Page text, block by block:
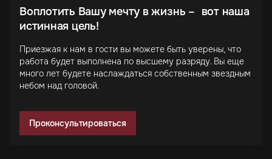
Воплотить Вашу мечту в жизнь – вот наша
истинная цель!
Приезжая к нам в гости вы можете быть уверены, что
работа будет выполнена по высшему разряду. Вы еще
много лет будете наслаждаться собственным звездным
небом над головой.
Проконсультироваться